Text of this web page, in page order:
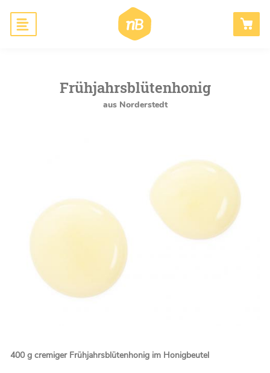
Bienen schaffenFrühjahrsblütenhonig
aus Norderstedt
400 g cremiger Frühjahrsblütenhonig im Honigbeutel